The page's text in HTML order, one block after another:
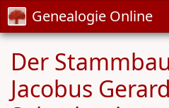
Genealogie Online
Der
Jacobus